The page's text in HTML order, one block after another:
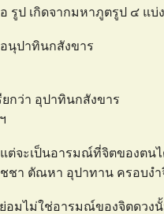
รูป เกิดจากมหาภูตรูป ๔ แบ่
นุปาทินกสังขาร
กว่า อุปาทินกสังขาร
ต่จะเป็นอารมณ์ที่จิตของตน
ชา ตัณหา อุปาทาน ครอบง
มไม่ใช่อารมณ์ของจิตดวง